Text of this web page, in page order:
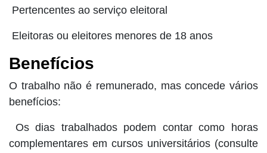
Pertencentes ao serviço eleitoral
Eleitoras ou eleitores menores de 18 anos
Benefícios
O trabalho não é remunerado, mas concede vários
benefícios:
Os dias trabalhados podem contar como horas
complementares em cursos universitários (consulte